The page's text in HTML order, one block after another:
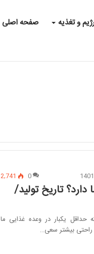
و تغذیه صفحه اصلی
0
2,741
دارد؟ تاریخ تولید/
یکبار در وعده غذایی ما
راحتی بیشتر سعی…